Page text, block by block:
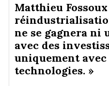
Matthieu Fossoux
ne se gagnera ni
avec des
uniquement avec
technologies. »